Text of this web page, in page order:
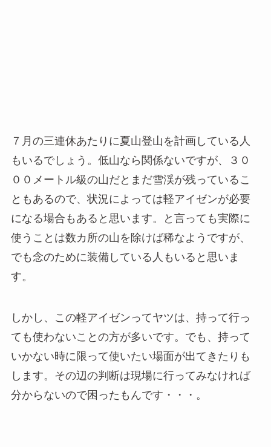
７月の三連休あたりに夏山登山を計画している人
もいるでしょう。低山なら関係ないですが、３０
００メートル級の山だとまだ雪渓が残っているこ
ともあるので、状況によっては軽アイゼンが必要
になる場合もあると思います。と言っても実際に
使うことは数カ所の山を除けば稀なようですが、
でも念のために装備している人もいると思いま
す。
しかし、この軽アイゼンってヤツは、持って行っ
ても使わないことの方が多いです。でも、持って
いかない時に限って使いたい場面が出てきたりも
します。その辺の判断は現場に行ってみなければ
分からないので困ったもんです・・・。